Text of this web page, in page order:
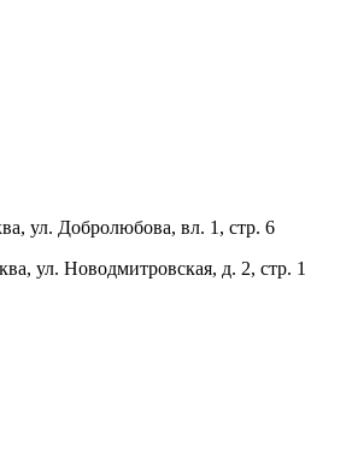
ул. Добролюбова, вл. 1, стр. 6
ул. Новодмитровская, д. 2, стр. 1